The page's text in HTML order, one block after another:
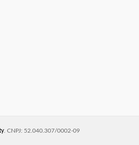
. CNPJ: 52.040.307/0002-09